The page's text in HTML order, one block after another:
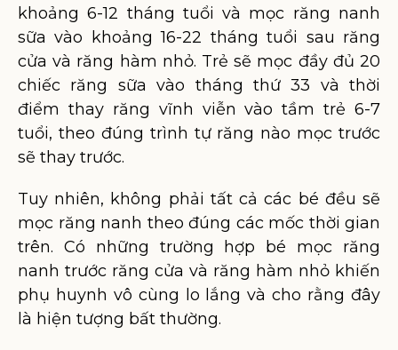
khoảng 6-12 tháng tuổi và mọc răng nanh
sữa vào khoảng 16-22 tháng tuổi sau răng
cửa và răng hàm nhỏ. Trẻ sẽ mọc đầy đủ 20
chiếc răng sữa vào tháng thứ 33 và thời
điểm thay răng vĩnh viễn vào tầm trẻ 6-7
tuổi, theo đúng trình tự răng nào mọc trước
sẽ thay trước.
Tuy nhiên, không phải tất cả các bé đều sẽ
mọc răng nanh theo đúng các mốc thời gian
trên. Có những trường hợp bé mọc răng
nanh trước răng cửa và răng hàm nhỏ khiến
phụ huynh vô cùng lo lắng và cho rằng đây
là hiện tượng bất thường.